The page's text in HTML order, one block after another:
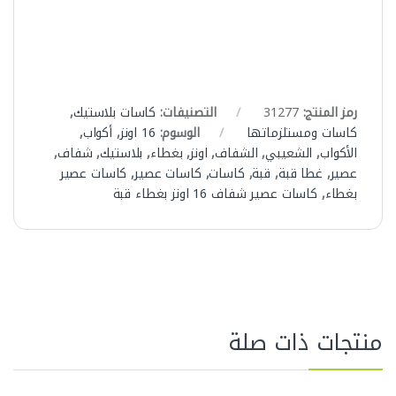
رمز المنتج:31277 التصنيفات: كاسات بلاستيك,
كاسات ومستلزماتها
الوسوم: 16 اونز ,أكواب,
الأكواب, الشعيبي,الشفاف,اونز,بغطاء, بلاستيك,شفاف,
عصير, غطا قبة, قبة, كاسات, كاسات عصير, كاسات عصير
بغطاء, كاسات عصير شفاف 16 اونز بغطاء قبة
منتجات ذات صلة